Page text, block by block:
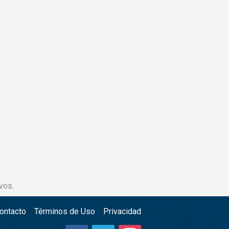
Términos de Uso Privacidad